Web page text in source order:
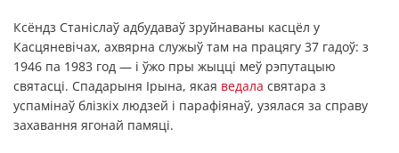
Ксёндз Станіслаў адбудаваў зруйнаваны касцёл у
Касцяневічах, ахвярна служыў там на працягу 37 гадоў: з
1946 па 1983 год — і ўжо пры жыцці меў рэпутацыю
святасці. Спадарыня Ірына, якая ведала святара з
успамінаў блізкіх людзей і парафіянаў, узялася за справу
захавання ягонай памяці.